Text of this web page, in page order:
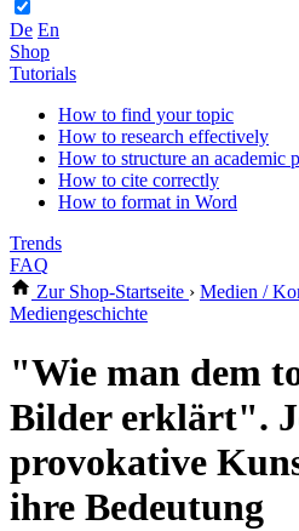
De En
Shop
Tutorials
How to find your topic
How to research effectively
How to structure an academic
How to cite correctly
How to format in Word
Trends
FAQ
Zur Shop-Startseite › Medien /
Mediengeschichte
"Wie man dem
Bilder erklärt".
provokative
ihre Bedeutung